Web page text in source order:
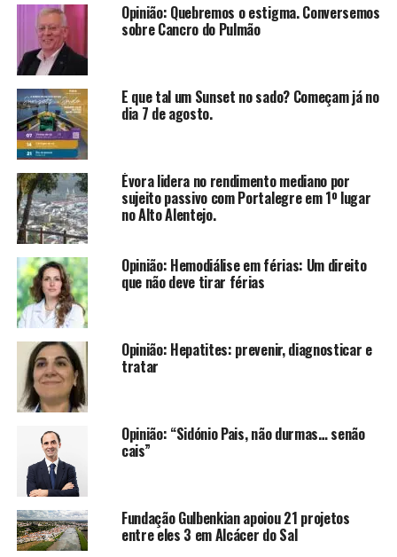
Opinião: Quebremos o estigma. Conversemos
sobre Cancro do Pulmão
E que tal um Sunset no sado? Começam já no
dia 7 de agosto.
Évora lidera no rendimento mediano por
sujeito passivo com Portalegre em 1º lugar
no Alto Alentejo.
Opinião: Hemodiálise em férias: Um direito
que não deve tirar férias
Opinião: Hepatites: prevenir, diagnosticar e
tratar
Opinião: “Sidónio Pais, não durmas… senão
cais”
Fundação Gulbenkian apoiou 21 projetos
entre eles 3 em Alcácer do Sal